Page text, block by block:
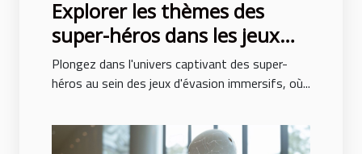
Explorer les thèmes des
super-héros dans les jeux
d'évasion immersifs
Plongez dans l'univers captivant des super-
héros au sein des jeux d'évasion immersifs, où...